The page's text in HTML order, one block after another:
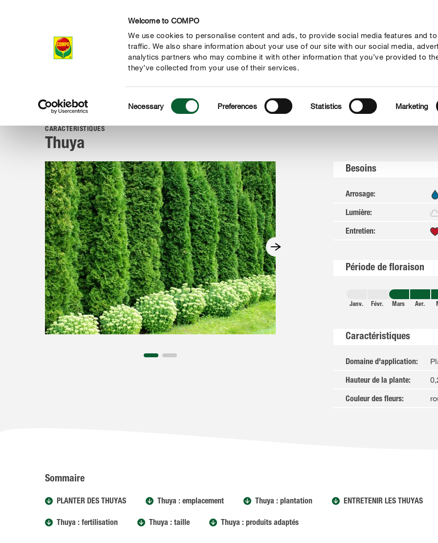
Welcome to COMPO
We use cookies to personalise content and ads, to provide social media features and
traffic. We also share information about your use of our site with our social media,
analytics partners who may combine it with other information that you’ve provided to
they’ve collected from your use of their services.
Selection
Necessary Preferences Statistics Marketing
Produits Conseil Thèmes Service Qui sommes-nous?
COMPOConseil Portraits de plantes Plantes de jardin
CARACTÉRISTIQUES
Thuya
Besoins
Arrosage:
Lumière:
Entretien:
Période de floraison
Janv. Févr. Mars Avr.
Caractéristiques
Domaine d'application:
Hauteur de la plante:
Couleur des fleurs:
Sommaire
PLANTER DES THUYAS Thuya : emplacement Thuya : plantation ENTRETENIR LES THUYAS
Thuya : fertilisation Thuya : taille Thuya : produits adaptés